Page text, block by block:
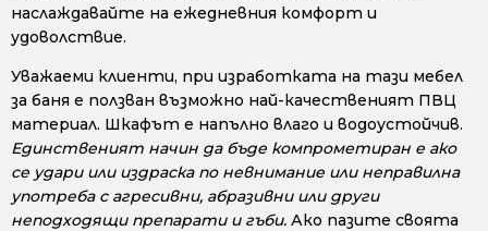
наслаждавайте на ежедневния комфорт и
удоволствие.
Уважаеми клиенти, при изработката на тази мебел
за баня е ползван възможно най-качественият ПВЦ
материал. Шкафът е напълно влаго и водоустойчив.
Единственият начин да бъде компрометиран е ако
се удари или издраска по невнимание или неправилна
употреба с агресивни, абразивни или други
неподходящи препарати и гъби. Ако пазите своята